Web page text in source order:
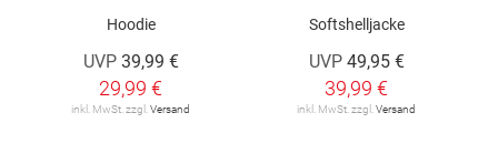
Hoodie
UVP 39,99 €
29,99 €
inkl. MwSt. zzgl. Versand
Softshelljacke
UVP 49,95 €
39,99 €
inkl. MwSt. zzgl. Versand